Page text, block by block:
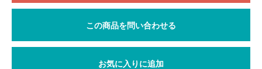
この商品を問い合わせる
お気に入りに追加